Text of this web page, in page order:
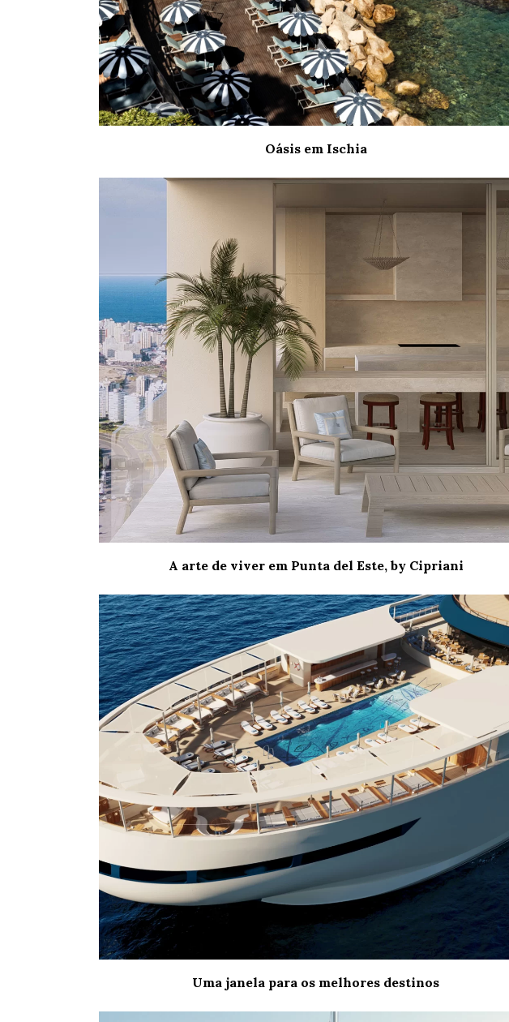
Oásis em Ischia
A arte de viver em Punta del Este, by Cipriani
Uma janela para os melhores destinos